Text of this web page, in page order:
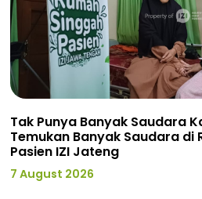
Tak Punya Banyak Saudara
Temukan Banyak Saudara di
Pasien IZI Jateng
7 August 2026